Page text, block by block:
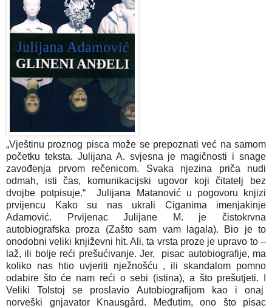
„Vještinu proznog pisca može se prepoznati već na samom
početku teksta. Julijana A. svjesna je magičnosti i snage
zavođenja prvom rečenicom. Svaka njezina priča nudi
odmah, isti čas, komunikacijski ugovor koji čitatelj bez
dvojbe potpisuje.“ Julijana Matanović u pogovoru knjizi
prvijencu Kako su nas ukrali Ciganima imenjakinje
Adamović. Prvijenac Julijane M. je čistokrvna
autobiografska proza (Zašto sam vam lagala). Bio je to
onodobni veliki književni hit. Ali, ta vrsta proze je upravo to –
laž, ili bolje reći prešućivanje. Jer, pisac autobiografije, ma
koliko nas htio uvjeriti nježnošću , ili skandalom pomno
odabire što će nam reći o sebi (istina), a što prešutjeti. I
Veliki Tolstoj se proslavio Autobiografijom kao i onaj
norveški gnjavator Knausgård. Međutim, ono što pisac